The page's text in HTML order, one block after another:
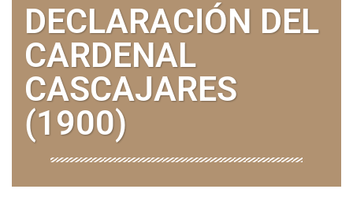
DECLARACIÓN DEL
CARDENAL
CASCAJARES
(1900)